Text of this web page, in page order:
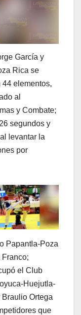
García y
Rica se
elementos,
al
y Combate;
segundos y
levantar la
por
Papantla-Poza
el Club
Huejutla-
Ortega
que